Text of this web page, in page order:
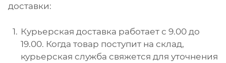
доставки:
Курьерская доставка работает с 9.00 до
19.00. Когда товар поступит на склад,
курьерская служба свяжется для уточнения